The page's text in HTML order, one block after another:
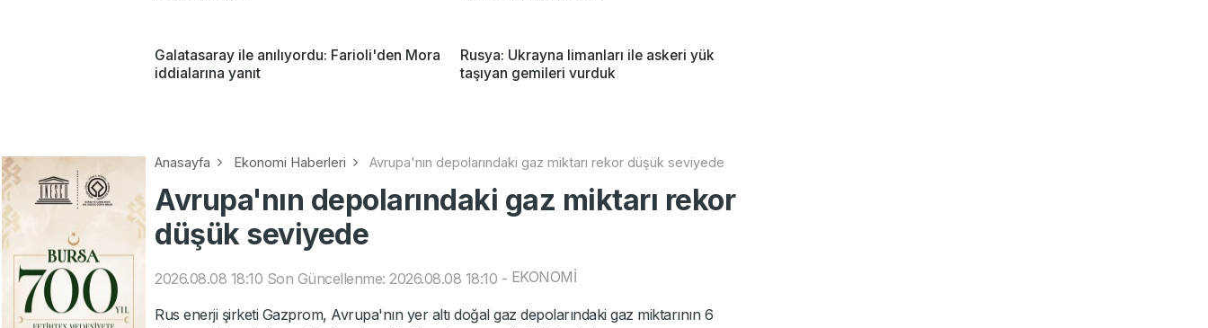
Galatasaray ile anılıyordu: Farioli'den Mora
iddialarına yanıt
Rusya: Ukrayna limanları ile askeri yük
taşıyan gemileri vurduk
Anasayfa Ekonomi Haberleri Avrupa'nın depolarındaki gaz miktarı rekor düşük seviyede
Avrupa'nın depolarındaki gaz miktarı rekor
düşük seviyede
2026.08.08 18:10 Son Güncellenme: 2026.08.08 18:10 - EKONOMİ
Rus enerji şirketi Gazprom, Avrupa'nın yer altı doğal gaz depolarındaki gaz miktarının 6